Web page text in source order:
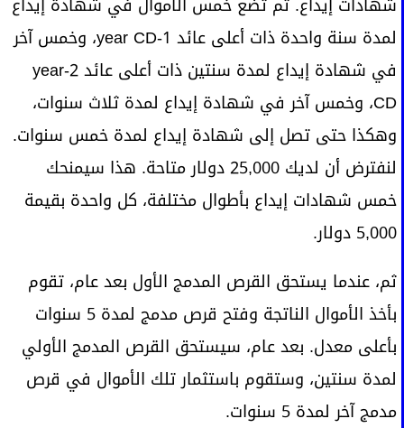
لمدة سنة واحدة ذات أعلى عائد 1-year CD، وخمس آخر
في شهادة إيداع لمدة سنتين ذات أعلى عائد 2-year
CD، وخمس آخر في شهادة إيداع لمدة ثلاث سنوات،
وهكذا حتى تصل إلى شهادة إيداع لمدة خمس سنوات.
لنفترض أن لديك 25,000 دولار متاحة. هذا سيمنحك
خمس شهادات إيداع بأطوال مختلفة، كل واحدة بقيمة
5,000 دولار.
ثم، عندما يستحق القرص المدمج الأول بعد عام، تقوم
بأخذ الأموال الناتجة وفتح قرص مدمج لمدة 5 سنوات
بأعلى معدل. بعد عام، سيستحق القرص المدمج الأولي
لمدة سنتين، وستقوم باستثمار تلك الأموال في قرص
مدمج آخر لمدة 5 سنوات.